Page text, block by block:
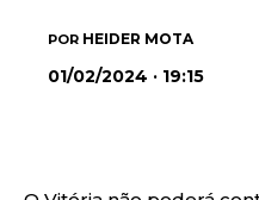
POR HEIDER MOTA
01/02/2024 · 19:15